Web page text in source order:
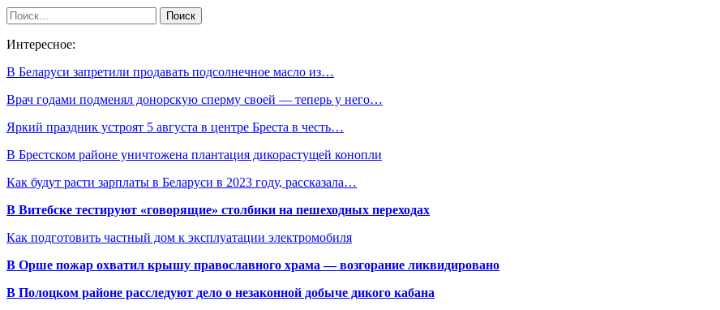
Интересное:
В Беларуси запретили продавать подсолнечное масло из…
Врач годами подменял донорскую сперму своей — теперь у него…
Яркий праздник устроят 5 августа в центре Бреста в честь…
В Брестском районе уничтожена плантация дикорастущей конопли
Как будут расти зарплаты в Беларуси в 2023 году, рассказала…
В Витебске тестируют «говорящие» столбики на пешеходных переходах
Как подготовить частный дом к эксплуатации электромобиля
В Орше пожар охватил крышу православного храма — возгорание ликвидировано
В Полоцком районе расследуют дело о незаконной добыче дикого кабана